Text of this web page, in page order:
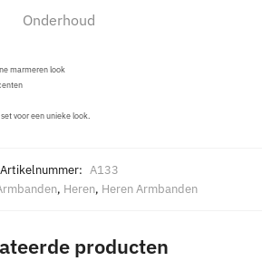
Onderhoud
marmeren look
voor een unieke look.
Artikelnummer: A133
, Heren, Heren Armbanden
producten